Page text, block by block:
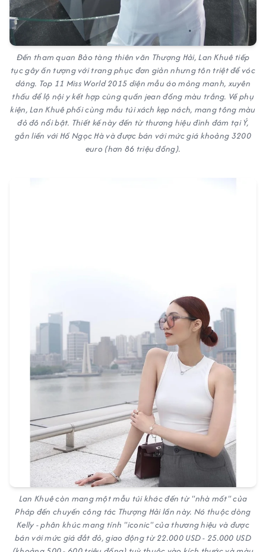
Đến tham quan Bảo tàng thiên văn Thượng Hải, Lan Khuê tiếp
tục gây ấn tượng với trang phục đơn giản nhưng tôn triệt để vóc
dáng. Top 11 Miss World 2015 diện mẫu áo mỏng manh, xuyên
thấu để lộ nội y kết hợp cùng quần jean đồng màu trắng. Về phụ
kiện, Lan Khuê phối cùng mẫu túi xách kẹp nách, mang tông màu
đỏ đô nổi bật. Thiết kế này đến từ thương hiệu đình đám tại Ý,
gắn liền với Hồ Ngọc Hà và được bán với mức giá khoảng 3200
euro (hơn 86 triệu đồng).
Lan Khuê còn mang một mẫu túi khác đến từ "nhà mốt" của
Pháp đến chuyến công tác Thượng Hải lần này. Nó thuộc dòng
Kelly - phân khúc mang tính "iconic" của thương hiệu và được
bán với mức giá đắt đỏ, giao động từ 22.000 USD - 25.000 USD